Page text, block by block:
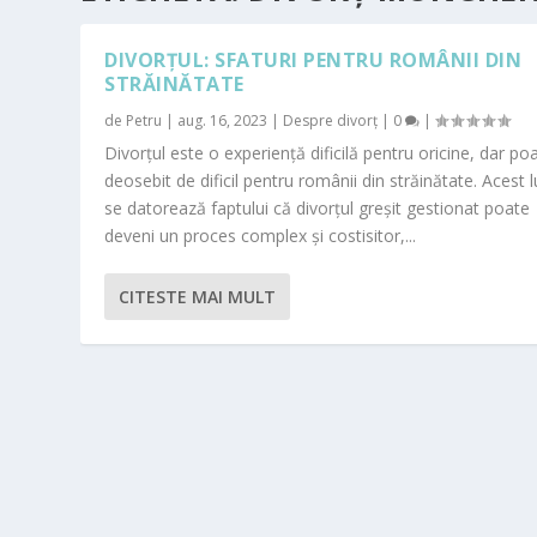
DIVORȚUL: SFATURI PENTRU ROMÂNII DIN
STRĂINĂTATE
de Petru | aug. 16, 2023 | Despre divorț | 0 |
Divorțul este o experiență dificilă pentru oricine, dar
deosebit de dificil pentru românii din străinătate. Acest
se datorează faptului că divorțul greșit gestionat poate
deveni un proces complex și costisitor,...
CITESTE MAI MULT